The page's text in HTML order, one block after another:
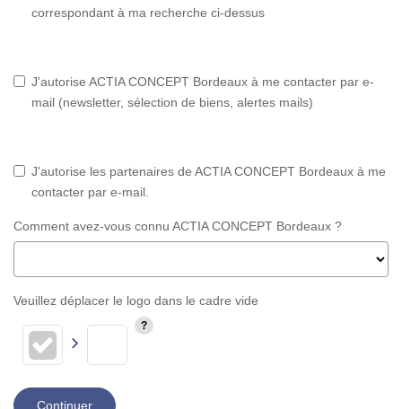
correspondant à ma recherche ci-dessus
J'autorise ACTIA CONCEPT Bordeaux à me contacter par e-
mail (newsletter, sélection de biens, alertes mails)
J'autorise les partenaires de ACTIA CONCEPT Bordeaux à me
contacter par e-mail.
Comment avez-vous connu ACTIA CONCEPT Bordeaux ?
Veuillez déplacer le logo dans le cadre vide
Continuer